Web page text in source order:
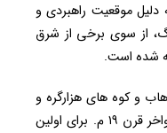
موقعیت راهبردی و
از سوی برخی از شرق
شده است.
و کوه های هزارگره و
کل گارَعبور می کند. ژاک دمورگان در اواخر قرن ۱۹ م. برای اولین